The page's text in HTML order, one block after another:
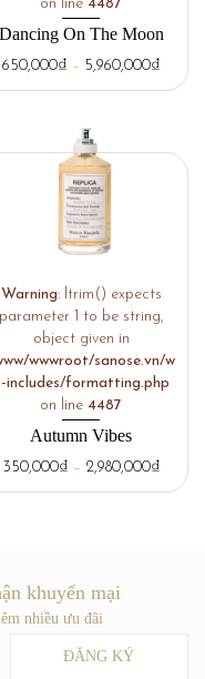
on line 4487
Dancing On The Moon
650,000₫ – 5,960,000₫
Warning: ltrim() expects
parameter 1 to be string,
object given in
wwwroot/sanose.vn/w
includes/formatting.php
on line 4487
Autumn Vibes
350,000₫ – 2,980,000₫
khuyến mại
nhiều ưu đãi
ĐĂNG KÝ